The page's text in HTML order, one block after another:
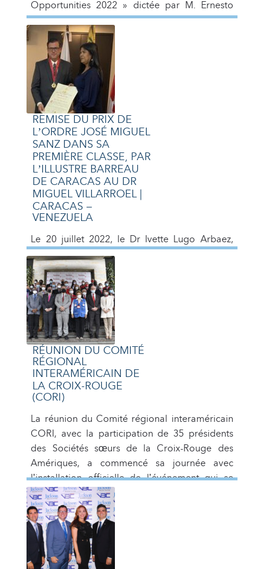
Opportunities 2022 » dictée par M. Ernesto
Rangel (Portfolio Manager) Membre de Life
Invest, et avec l’invitation spéciale de Carlos
Buelvas (Business and Sales Coach)
REMISE DU PRIX DE
L’ORDRE JOSÉ MIGUEL
SANZ DANS SA
PREMIÈRE CLASSE, PAR
L’ILLUSTRE BARREAU
DE CARACAS AU DR
MIGUEL VILLARROEL |
CARACAS –
VENEZUELA
Le 20 juillet 2022, le Dr Ivette Lugo Arbaez,
présidente de l’Illustre Barreau de Caracas, a
décerné au Dr Miguel Villarroel le prix José
Miguel Sanz, en reconnaissance de ses mérites
juridiques pour sa carrière exceptionnelle de
plus de 25 ans au sein de la domaine juridique.
RÉUNION DU COMITÉ
RÉGIONAL
INTERAMÉRICAIN DE
LA CROIX-ROUGE
(CORI)
La réunion du Comité régional interaméricain
CORI, avec la participation de 35 présidents
des Sociétés sœurs de la Croix-Rouge des
Amériques, a commencé sa journée avec
l’installation officielle de l’événement qui se
réunit dans la ville de Bogota, en Colombie, où
le l’ouverture officielle a eu lieu Dr Francesco
Rocca, président de la Fédération
internationale […]